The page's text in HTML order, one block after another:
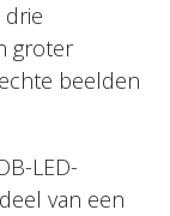
groter
beelden
LED-
van een